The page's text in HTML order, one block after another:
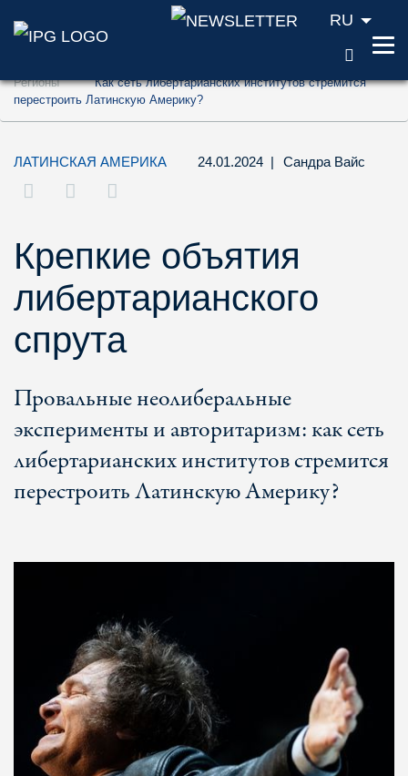
Перейти к содержанию (ключ доступа
Перейти к поиску (ключ доступа '2')
RU
Регионы
Как сеть либертарианских институтов стремится
перестроить Латинскую Америку?
ЛАТИНСКАЯ АМЕРИКА 24.01.2024 | Сандра Вайс
Крепкие объятия
либертарианского
спрута
Провальные неолиберальные
эксперименты и авторитаризм: как сеть
либертарианских институтов стремится
перестроить Латинскую Америку?